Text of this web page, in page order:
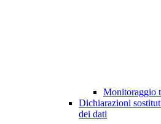
Monitoraggio
Dichiarazioni
dei dati